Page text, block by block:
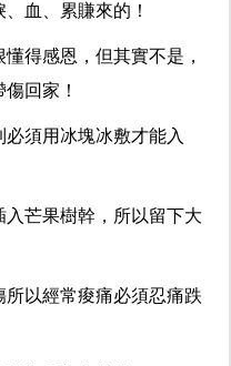
血、累賺來的！
得感恩，但其實不是，
回家！
須用冰塊冰敷才能入
芒果樹幹，所以留下大
以經常痠痛必須忍痛跌